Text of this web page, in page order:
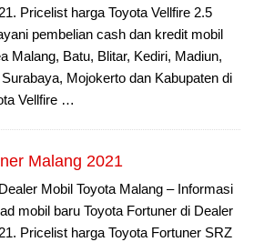
Pricelist harga Toyota Vellfire 2.5
pembelian cash dan kredit mobil
Malang, Batu, Blitar, Kediri, Madiun,
Mojokerto dan Kabupaten di
Vellfire …
Malang 2021
Mobil Toyota Malang – Informasi
mobil baru Toyota Fortuner di Dealer
Pricelist harga Toyota Fortuner SRZ